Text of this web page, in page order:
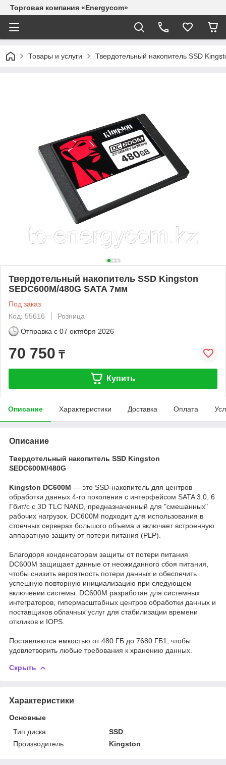
Торговая компания «Energycom»
Товары и услуги Твердотельный накопитель SSD
Твердотельный накопитель SSD Kingston
SEDC600M/480G SATA 7мм
Под заказ
Код: 55616
Розница
Отправка с 07 октября 2026
70 750 ₸
Купить
Описание Характеристики Доставка Оплата
Описание
Твердотельный накопитель SSD Kingston
SEDC600M/480G
Kingston DC600M — это SSD-накопитель для центров
обработки данных 4-го поколения c интерфейсом SATA 3.0, 6
Гбит/с с 3D TLC NAND, предназначенный для "смешанных"
рабочих нагрузок. DC600M подходит для использования в
стоечных серверах большого объема и включает встроенную
аппаратную защиту от потери питания (PLP).
Благодоря конденсаторам защиты от потери питания
DC600M защищает данные от неожиданного сбоя питания,
чтобы снизить вероятность потери данных и обеспечить
успешную повторную инициализацию при следующем
включении системы. DC600M разработан для системных
интеграторов, гипермасштабных центров обработки данных и
поставщиков облачных услуг для стабилизации времени
откликов и IOPS.
Поставляются емкостью от 480 ГБ до 7680 ГБ1, чтобы
удовлетворить любые требования к хранению данных.
Скрыть
Характеристики
Основные
Тип диска
SSD
Производитель
Kingston